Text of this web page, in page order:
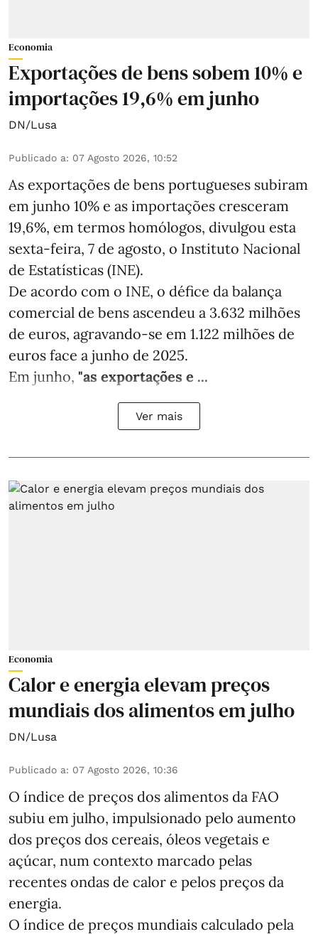
Economia
Exportações de bens sobem 10% e
importações 19,6% em junho
DN/Lusa
Publicado a: 07 Agosto 2026, 10:52
As exportações de bens portugueses subiram
em junho 10% e as importações cresceram
19,6%, em termos homólogos, divulgou esta
sexta-feira, 7 de agosto, o Instituto Nacional
de Estatísticas (INE).
De acordo com o INE, o défice da balança
comercial de bens ascendeu a 3.632 milhões
de euros, agravando-se em 1.122 milhões de
euros face a junho de 2025.
Em junho, "as exportações e ...
Ver mais
Economia
Calor e energia elevam preços
mundiais dos alimentos em julho
DN/Lusa
Publicado a: 07 Agosto 2026, 10:36
O índice de preços dos alimentos da FAO
subiu em julho, impulsionado pelo aumento
dos preços dos cereais, óleos vegetais e
açúcar, num contexto marcado pelas
recentes ondas de calor e pelos preços da
energia.
O índice de preços mundiais calculado pela